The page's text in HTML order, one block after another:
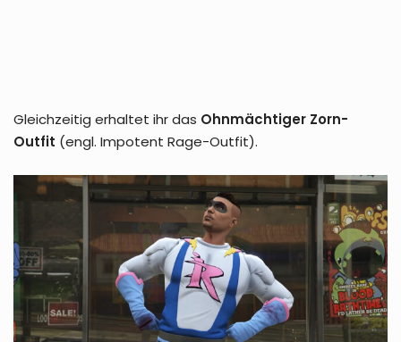
Gleichzeitig erhaltet ihr das Ohnmächtiger Zorn-
Outfit (engl. Impotent Rage-Outfit).